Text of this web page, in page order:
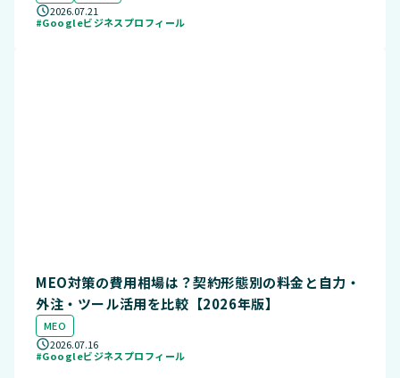
2026.07.21
#Googleビジネスプロフィール
MEO対策の費用相場は？契約形態別の料金と自力・
外注・ツール活用を比較【2026年版】
MEO
2026.07.16
#Googleビジネスプロフィール